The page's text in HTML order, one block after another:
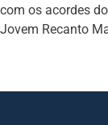
com os acordes
Jovem Recanto